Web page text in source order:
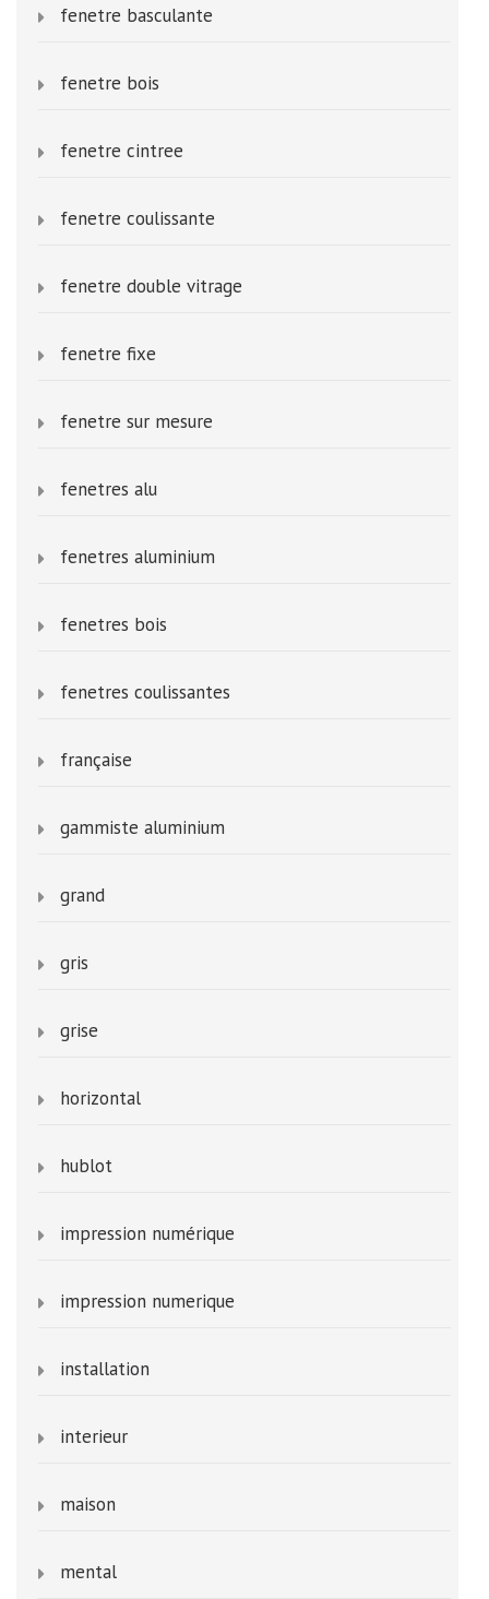
fenetre basculante
fenetre bois
fenetre cintree
fenetre coulissante
fenetre double vitrage
fenetre fixe
fenetre sur mesure
fenetres alu
fenetres aluminium
fenetres bois
fenetres coulissantes
française
gammiste aluminium
grand
gris
grise
horizontal
hublot
impression numérique
impression numerique
installation
interieur
maison
mental